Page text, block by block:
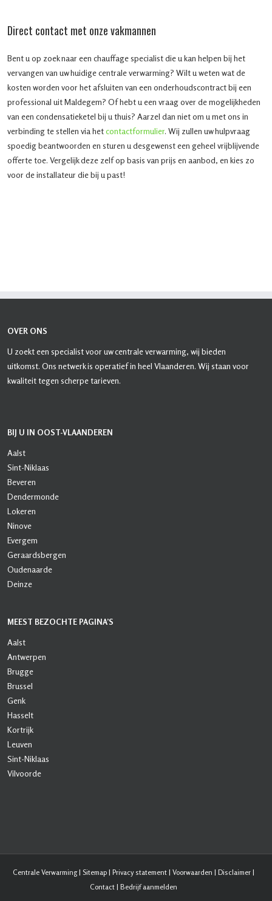
Direct contact met onze vakmannen
Bent u op zoek naar een chauffage specialist die u kan helpen bij het
vervangen van uw huidige centrale verwarming? Wilt u weten wat de
kosten worden voor het afsluiten van een onderhoudscontract bij een
professional uit Maldegem? Of hebt u een vraag over de mogelijkheden
van een condensatieketel bij u thuis? Aarzel dan niet om u met ons in
verbinding te stellen via hetcontactformulier. Wij zullen uw hulpvraag
spoedig beantwoorden en sturen u desgewenst een geheel vrijblijvende
offerte toe. Vergelijk deze zelf op basis van prijs en aanbod, en kies zo
voor de installateur die bij u past!
OVER ONS
U zoekt een specialist voor uw centrale verwarming, wij bieden
uitkomst. Ons netwerk is operatief in heel Vlaanderen. Wij staan voor
kwaliteit tegen scherpe tarieven.
BIJ U IN OOST-VLAANDEREN
Aalst
Sint-Niklaas
Beveren
Dendermonde
Lokeren
Ninove
Evergem
Geraardsbergen
Oudenaarde
Deinze
MEEST BEZOCHTE PAGINA’S
Aalst
Antwerpen
Brugge
Brussel
Genk
Hasselt
Kortrijk
Leuven
Sint-Niklaas
Vilvoorde
Centrale Verwarming| Sitemap| Privacy statement| Voorwaarden | Disclaimer|
Contact| Bedrijf aanmelden